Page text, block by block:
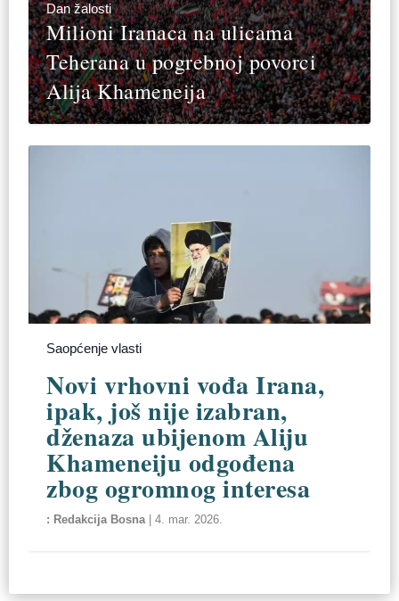
Dan žalosti
Milioni Iranaca na ulicama
Teherana u pogrebnoj povorci
Alija Khameneija
Saopćenje vlasti
Novi vrhovni vođa Irana,
ipak, još nije izabran,
dženaza ubijenom Aliju
Khameneiju odgođena
zbog ogromnog interesa
Redakcija Bosna|4. mar. 2026.